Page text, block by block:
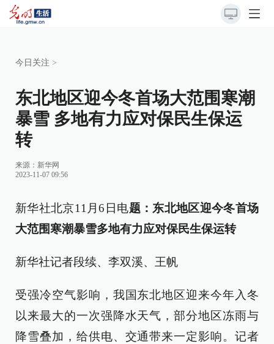
今日关注 >
东北地区迎今冬首场大范围寒潮
暴雪 多地有力应对保民生保运
转
来源： 新华网
2023-11-07 09:56
新华社北京11月6日电题：东北地区迎今冬首场
大范围寒潮暴雪多地有力应对保民生保运转
新华社记者段续、李双溪、王帆
受强冷空气影响，我国东北地区迎来今年入冬
以来最大的一次强降水天气，部分地区冻雨与
降雪叠加，给供电、交通带来一定影响。记者